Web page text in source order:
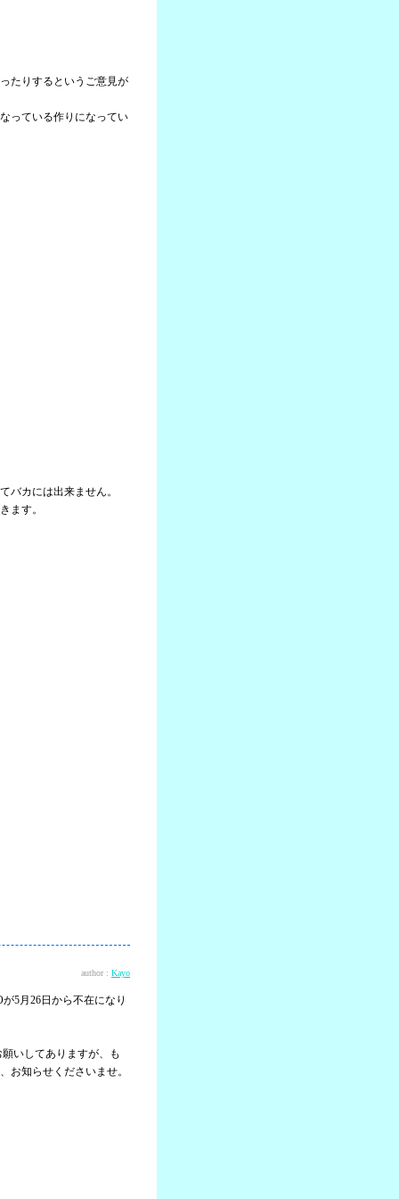
たりするというご意見が
っている作りになってい
バカには出来ません。
ます。
author : Kayo
5月26日から不在になり
いしてありますが、も
お知らせくださいませ。